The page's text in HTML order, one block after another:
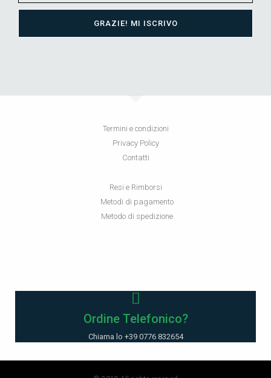
GRAZIE! MI ISCRIVO
Termini e condizioni
Privacy Policy
Contatti
Resi e Rimborsi
Metodi di pagamento
Metodo di spedizione
Ordine Telefonico?
Chiama lo +39 0776 832654